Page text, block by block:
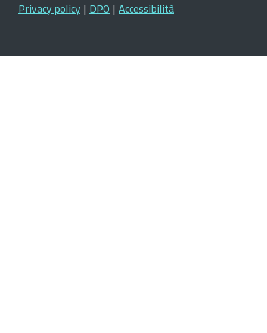
Privacy policy | DPO | Accessibilità